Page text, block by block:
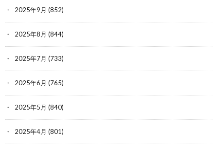
2025年9月 (852)
2025年8月 (844)
2025年7月 (733)
2025年6月 (765)
2025年5月 (840)
2025年4月 (801)